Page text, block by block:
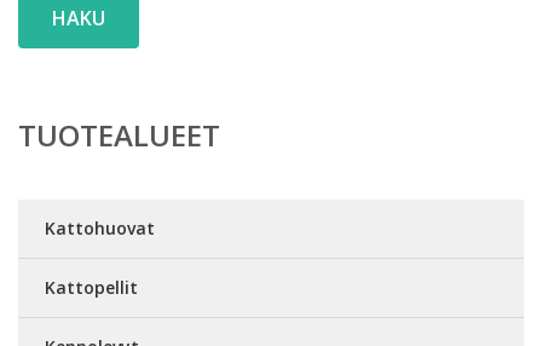
HAKU
TUOTEALUEET
Kattohuovat
Kattopellit